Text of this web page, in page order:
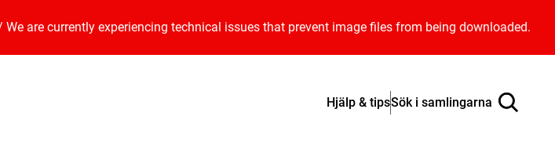
We are currently experiencing technical issues that prevent image files from being downloaded.
Hjälp & tipsSök i samlingarna